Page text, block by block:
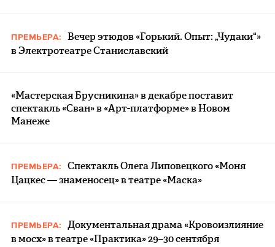
ПРЕМЬЕРА:
Вечер этюдов «Горький. Опыт: „Чудаки“»
в Электротеатре Станиславский
«Мастерская Брусникина» в декабре поставит
спектакль «Сван» в «Арт-платформе» в Новом
Манеже
ПРЕМЬЕРА:
Спектакль Олега Липовецкого «Моня
Цацкес — знаменосец» в театре «Маска»
ПРЕМЬЕРА:
Документальная драма «Кровоизлияние
в мосх» в театре «Практика» 29–30 сентября